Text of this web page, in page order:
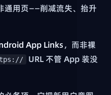
通用页——削减流失、抬升
App Links，而非裸
URL 不管 App 装没